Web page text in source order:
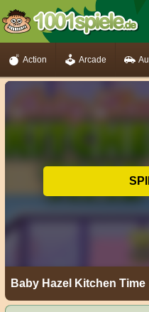
Action Arcade
Baby Hazel Kitchen Time